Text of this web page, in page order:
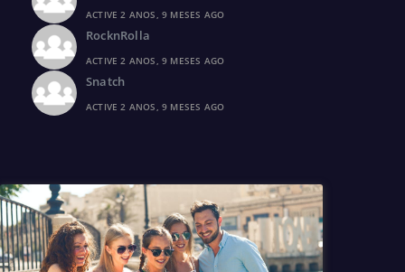
ACTIVE 2 ANOS, 9 MESES AGO
RocknRolla
ACTIVE 2 ANOS, 9 MESES AGO
Snatch
ACTIVE 2 ANOS, 9 MESES AGO